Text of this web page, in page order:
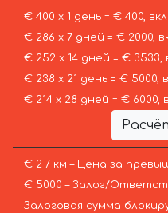
€ 400 х 1 день = € 400,
€ 286 х 7 дней = € 2000,
€ 252 х 14 дней = € 3533,
€ 238 х 21 день = € 5000,
€ 214 х 28 дней = € 6000,
€ 2 / км – Цена за
€ 5000 – Залог/
Залоговая сумма